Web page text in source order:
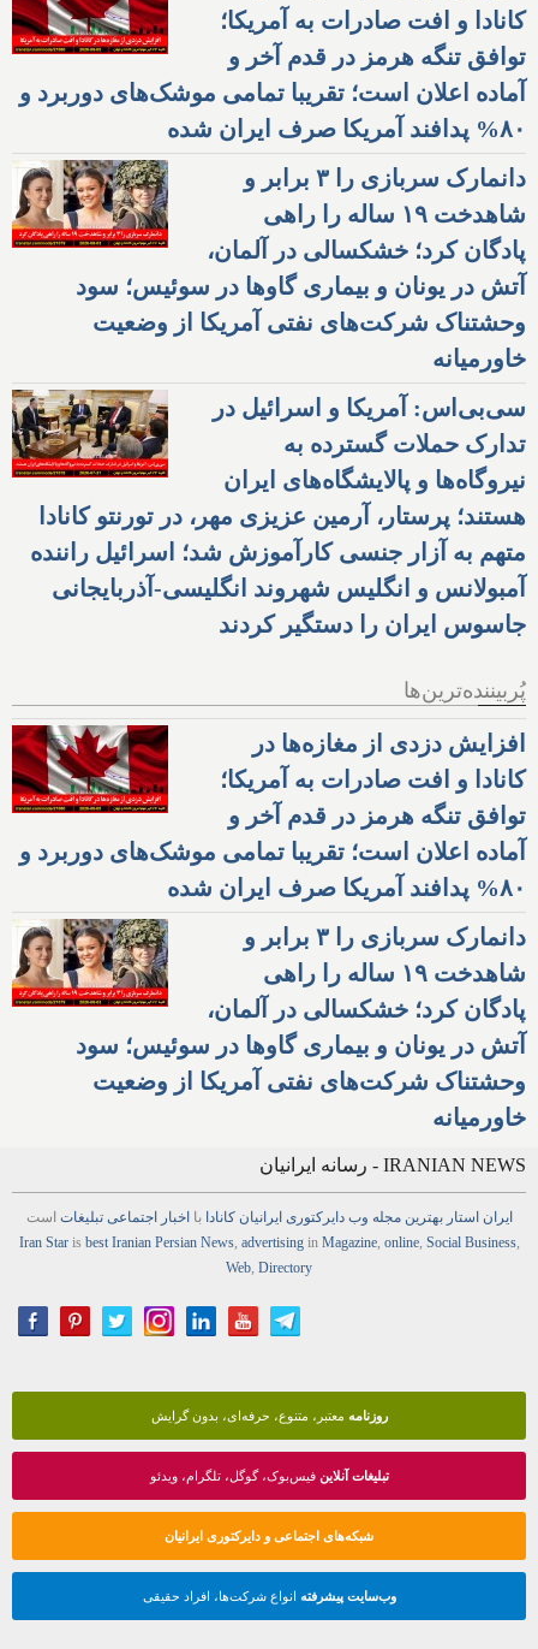
کانادا و افت صادرات به آمریکا؛
توافق تنگه هرمز در قدم آخر و
آماده اعلان است؛ تقریبا تمامی موشک‌های دوربرد و
۸۰% پدافند آمریکا صرف ایران شده
دانمارک سربازی را ۳ برابر و
شاهدخت ۱۹ ساله را راهی
پادگان کرد؛ خشکسالی در آلمان،
آتش در یونان و بیماری گاوها در سوئیس؛ سود
وحشتناک شرکت‌های نفتی آمریکا از وضعیت
خاورمیانه
سی‌بی‌اس: آمریکا و اسرائیل در
تدارک حملات گسترده به
نیروگاه‌ها و پالایشگاه‌های ایران
هستند؛ پرستار، آرمین عزیزی مهر، در تورنتو کانادا
متهم به آزار جنسی کارآموزش شد؛ اسرائیل راننده
آمبولانس و انگلیس شهروند انگلیسی-آذربایجانی
جاسوس ایران را دستگیر کردند
پُربیننده‌ترین‌ها
افزایش دزدی از مغازه‌ها در
کانادا و افت صادرات به آمریکا؛
توافق تنگه هرمز در قدم آخر و
آماده اعلان است؛ تقریبا تمامی موشک‌های دوربرد و
۸۰% پدافند آمریکا صرف ایران شده
دانمارک سربازی را ۳ برابر و
شاهدخت ۱۹ ساله را راهی
پادگان کرد؛ خشکسالی در آلمان،
آتش در یونان و بیماری گاوها در سوئیس؛ سود
وحشتناک شرکت‌های نفتی آمریکا از وضعیت
خاورمیانه
IRANIAN NEWS - رسانه ایرانیان
ایران استار بهترین مجله وب دایرکتوری ایرانیان کانادا با اخبار اجتماعی تبلیغات است
Iran Staris best Iranian Persian News, advertisingin Magazine, online, Social Business,
Web, Directory
روزنامه معتبر، متنوع، حرفه‌ای، بدون گرایش
تبلیغات آنلاینفیس‌بوک، گوگل، تلگرام، ویدئو
شبکه‌های اجتماعی و دایرکتوری ایرانیان
وب‌سایت پیشرفته انواع شرکت‌ها، افراد حقیقی